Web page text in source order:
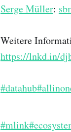
Serge Müller:
Weitere
https://lnkd.in/
#datahub
#mlink